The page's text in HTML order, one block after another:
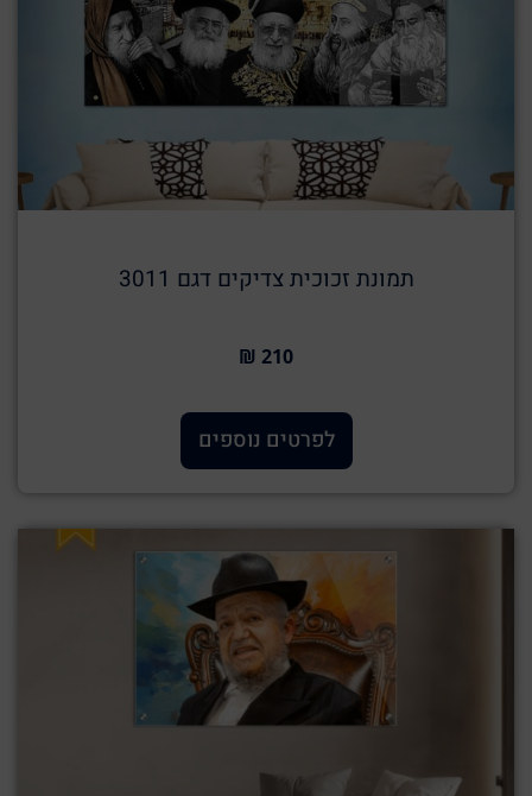
תמונת זכוכית צדיקים דגם 3011
210 ₪
לפרטים נוספים